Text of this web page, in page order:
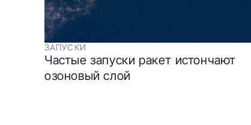
ЗАПУСКИ
Частые запуски ракет истончают
озоновый слой